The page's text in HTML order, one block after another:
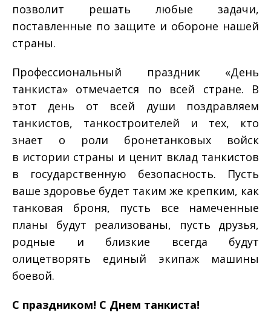
позволит решать любые задачи,
поставленные по защите и обороне нашей
страны.
Профессиональный праздник «День
танкиста» отмечается по всей стране. В
этот день от всей души поздравляем
танкистов, танкостроителей и тех, кто
знает о роли бронетанковых войск
в истории страны и ценит вклад танкистов
в государственную безопасность. Пусть
ваше здоровье будет таким же крепким, как
танковая броня, пусть все намеченные
планы будут реализованы, пусть друзья,
родные и близкие всегда будут
олицетворять единый экипаж машины
боевой.
С праздником! С Днем танкиста!